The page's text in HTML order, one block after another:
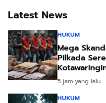
Latest News
HUKUM
Mega
Pilkada
5 jam yang lalu
HUKUM